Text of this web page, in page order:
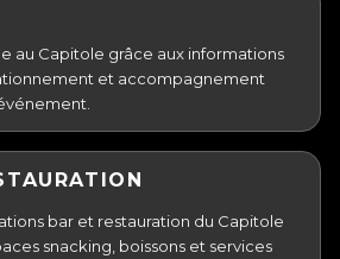
au Capitole grâce aux informations
et accompagnement
bar et restauration du Capitole
snacking, boissons et services